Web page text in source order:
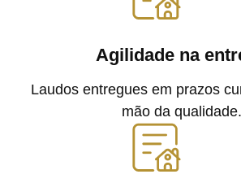
Agilidade na
Laudos entregues em prazos
mão da qualidade.